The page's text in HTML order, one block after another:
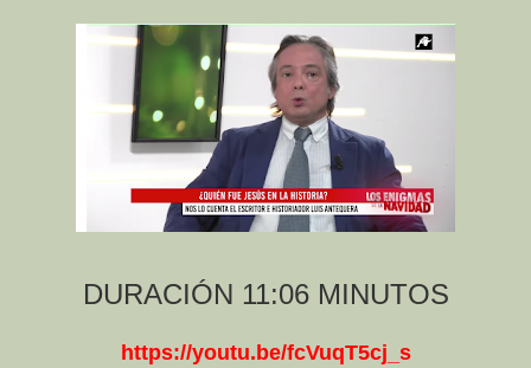
DURACIÓN 11:06 MINUTOS
https://youtu.be/fcVuqT5cj_s